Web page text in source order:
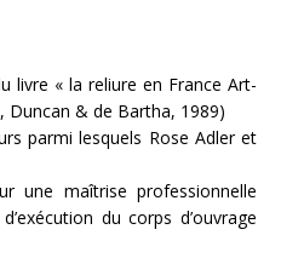
livre « la reliure en France Art-
Duncan & de Bartha, 1989)
parmi lesquels Rose Adler et
une maîtrise professionnelle
du corps d’ouvrage